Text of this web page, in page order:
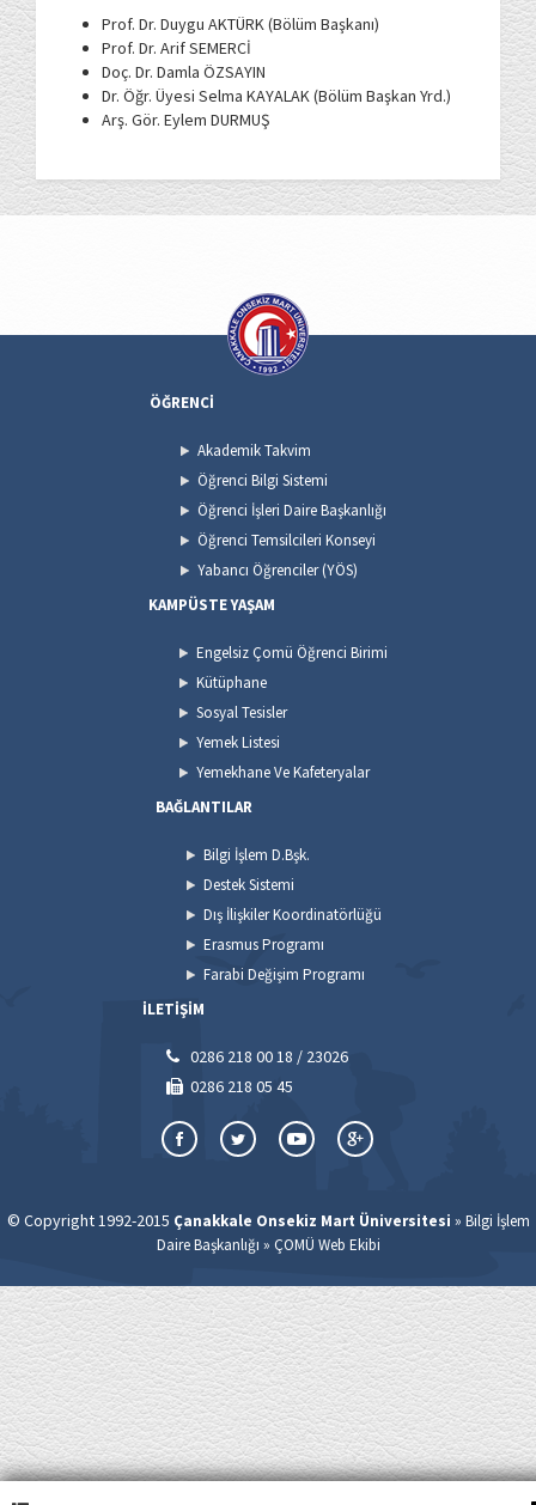
Prof. Dr. Duygu AKTÜRK (Bölüm Başkanı)
Prof. Dr. Arif SEMERCİ
Doç. Dr. Damla ÖZSAYIN
Dr. Öğr. Üyesi Selma KAYALAK (Bölüm Başkan Yrd.)
Arş. Gör. Eylem DURMUŞ
ÖĞRENCİ
Akademik Takvim
Öğrenci Bilgi Sistemi
Öğrenci İşleri Daire Başkanlığı
Öğrenci Temsilcileri Konseyi
Yabancı Öğrenciler (YÖS)
KAMPÜSTE YAŞAM
Engelsiz Çomü Öğrenci Birimi
Kütüphane
Sosyal Tesisler
Yemek Listesi
Yemekhane Ve Kafeteryalar
BAĞLANTILAR
Bilgi İşlem D.Bşk.
Destek Sistemi
Dış İlişkiler Koordinatörlüğü
Erasmus Programı
Farabi Değişim Programı
İLETİŞİM
0286 218 00 18 / 23026
0286 218 05 45
© Copyright 1992-2015 Çanakkale Onsekiz Mart Üniversitesi » Bilgi İşlem
Daire Başkanlığı » ÇOMÜ Web Ekibi